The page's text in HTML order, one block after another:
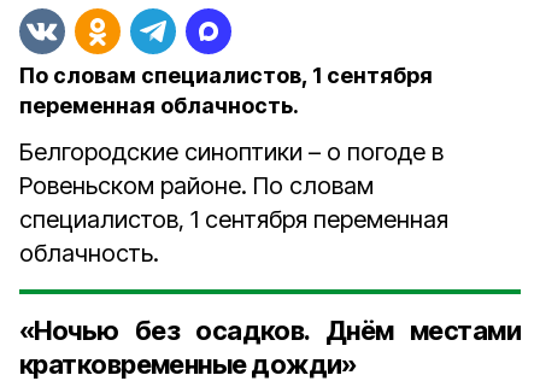
По словам специалистов, 1 сентября
переменная облачность.
Белгородские синоптики – о погоде в
Ровеньском районе. По словам
специалистов, 1 сентября переменная
облачность.
«Ночью без осадков. Днём местами
кратковременные дожди»